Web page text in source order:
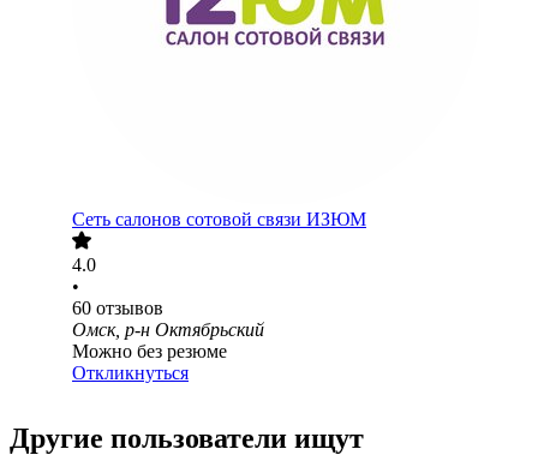
Сеть салонов сотовой связи ИЗЮМ
4.0
•
60 отзывов
Омск, р-н Октябрьский
Можно без резюме
Откликнуться
Другие пользователи ищут